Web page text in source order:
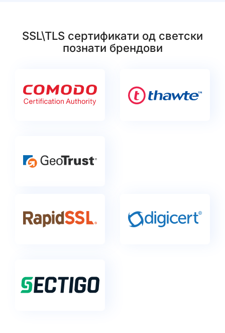
SSL\TLS сертификати од светски
познати брендови